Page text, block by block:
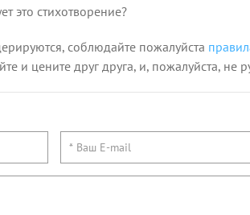
это стихотворение?
соблюдайте пожалуйста
и цените друг друга, и, пожалуйста, не